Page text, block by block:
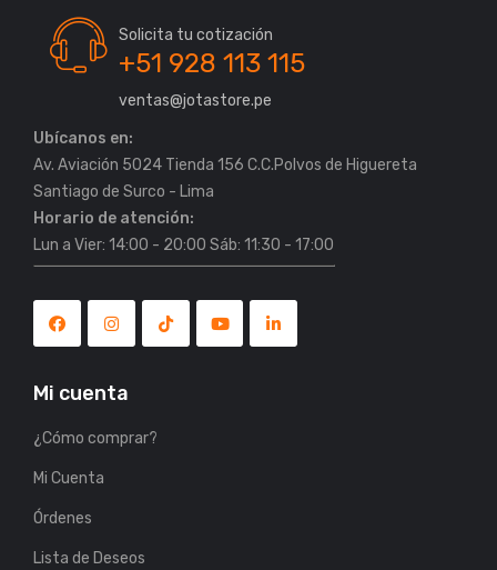
Solicita tu cotización
+51 928 113 115
ventas@jotastore.pe
Ubícanos en:
Av. Aviación 5024 Tienda 156 C.C.Polvos de Higuereta
Horario de atención:
Lun a Vier: 14:00 - 20:00 Sáb: 11:30 - 17:00
Mi cuenta
¿Cómo comprar?
Mi Cuenta
Órdenes
Lista de Deseos